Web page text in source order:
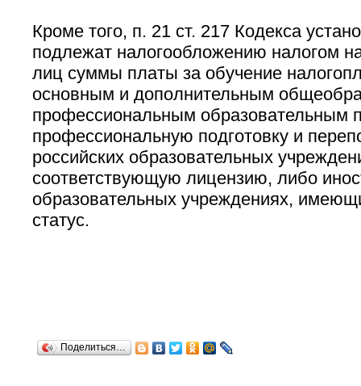
Кроме того, п. 21 ст. 217 Кодекса
подлежат налогообложению налогом
лиц суммы платы за обучение
основным и дополнительным
профессиональным образовательным
профессиональную подготовку и
российских образовательных
соответствующую лицензию, либо
образовательных учреждениях,
статус.
Поделиться…